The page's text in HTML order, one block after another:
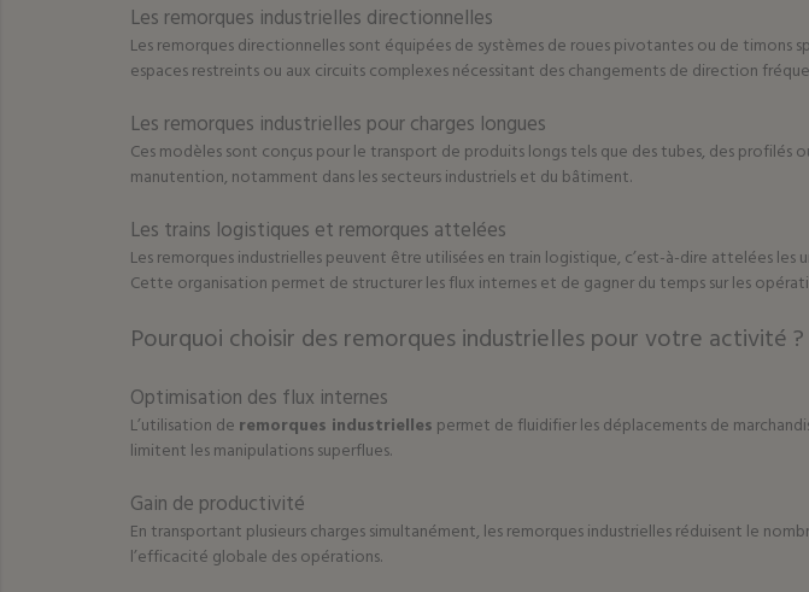
Les remorques industrielles directionnelles
Les remorques directionnelles sont équipées de systèmes de roues pivotantes ou de
espaces restreints ou aux circuits complexes nécessitant des changements de direction
Les remorques industrielles pour charges longues
Ces modèles sont conçus pour le transport de produits longs tels que des tubes, des
manutention, notamment dans les secteurs industriels et du bâtiment.
Les trains logistiques et remorques attelées
Les remorques industrielles peuvent être utilisées en train logistique, c’est-à-dire attelées
Cette organisation permet de structurer les flux internes et de gagner du temps sur les
Pourquoi choisir des remorques industrielles pour votre activité ?
Optimisation des flux internes
L’utilisation de remorques industrielles permet de fluidifier les déplacements de
limitent les manipulations superflues.
Gain de productivité
En transportant plusieurs charges simultanément, les remorques industrielles réduisent le
l’efficacité globale des opérations.